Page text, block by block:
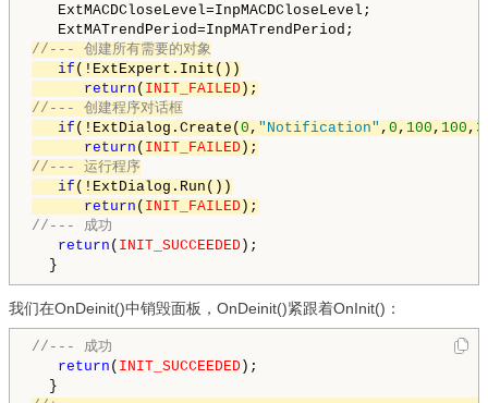
ExtMACDCloseLevel=InpMACDCloseLevel;
//--- 创建所有需要的对象
if (!ExtExpert.Init())
return ( INIT_FAILED
//--- 创建程序对话框
if (!ExtDialog.Create( 0 , "Notification" , 0 , 100 , 100 ,
return ( INIT_FAILED
//--- 运行程序
if (!ExtDialog.Run())
return ( INIT_FAILED );
//--- 成功
return ( INIT_SUCCEEDED );
我们在OnDeinit()中销毁面板，OnDeinit()紧跟着OnInit()：
//--- 成功
return ( INIT_SUCCEEDED );